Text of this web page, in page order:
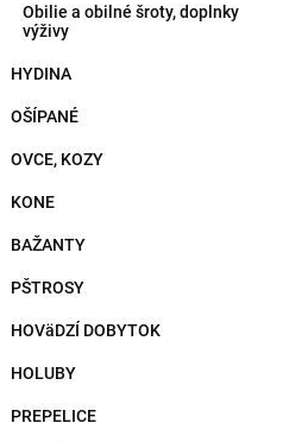
Obilie a obilné šroty, doplnky
výživy
HYDINA
OŠÍPANÉ
OVCE, KOZY
KONE
BAŽANTY
PŠTROSY
HOVäDZÍ DOBYTOK
HOLUBY
PREPELICE